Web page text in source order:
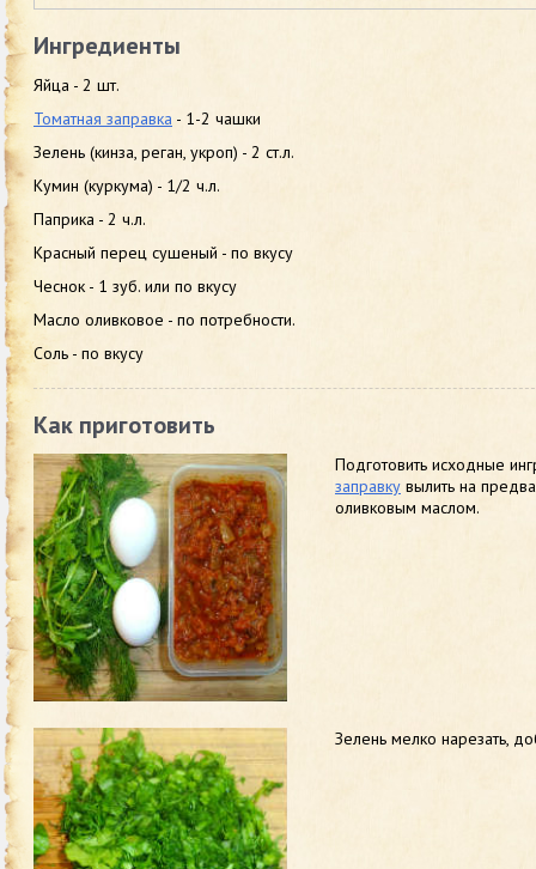
Ингредиенты
Яйца - 2 шт.
Томатная заправка - 1-2 чашки
Зелень (кинза, реган, укроп) - 2 ст.л.
Кумин (куркума) - 1/2 ч.л.
Паприка - 2 ч.л.
Красный перец сушеный - по вкусу
Чеснок - 1 зуб. или по вкусу
Масло оливковое - по потребности.
Соль - по вкусу
Как приготовить
Подготовить исходные
заправку вылить на
оливковым маслом.
Зелень мелко нарезать,